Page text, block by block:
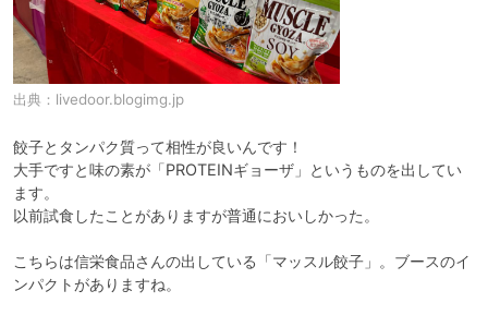
出典： livedoor.blogimg.jp
餃子とタンパク質って相性が良いんです！
大手ですと味の素が「PROTEINギョーザ」というものを出してい
ます。
以前試食したことがありますが普通においしかった。
こちらは信栄食品さんの出している「マッスル餃子」。ブースのイ
ンパクトがありますね。